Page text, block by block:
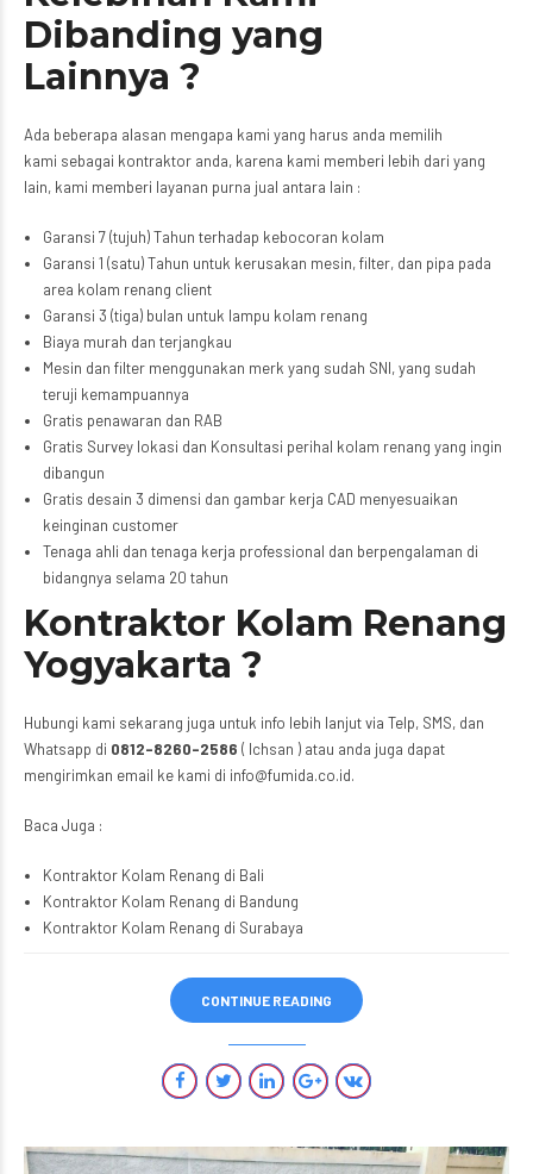
Dibanding yang
Lainnya ?
Ada beberapa alasan mengapa kami yang harus anda memilih
kami sebagai kontraktor anda, karena kami memberi lebih dari yang
lain, kami memberi layanan purna jual antara lain :
Garansi 7 (tujuh) Tahun terhadap kebocoran kolam
Garansi 1 (satu) Tahun untuk kerusakan mesin, filter, dan pipa pada
area kolam renang client
Garansi 3 (tiga) bulan untuk lampu kolam renang
Biaya murah dan terjangkau
Mesin dan filter menggunakan merk yang sudah SNI, yang sudah
teruji kemampuannya
Gratis penawaran dan RAB
Gratis Survey lokasi dan Konsultasi perihal kolam renang yang ingin
dibangun
Gratis desain 3 dimensi dan gambar kerja CAD menyesuaikan
keinginan customer
Tenaga ahli dan tenaga kerja professional dan berpengalaman di
bidangnya selama 20 tahun
Kontraktor Kolam Renang
Yogyakarta ?
Hubungi kami sekarang juga untuk info lebih lanjut via Telp, SMS, dan
Whatsapp di 0812-8260-2586 ( Ichsan ) atau anda juga dapat
mengirimkan email ke kami di info@fumida.co.id.
Baca Juga :
Kontraktor Kolam Renang di Bali
Kontraktor Kolam Renang di Bandung
Kontraktor Kolam Renang di Surabaya
CONTINUE READING